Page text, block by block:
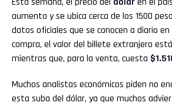
aumento y se ubica cerca de los 1500
datos oficiales que se conocen a diario
compra, el valor del billete extranjero
mientras que, para la venta, cuesta
Muchos analistas económicos piden no
esta suba del dólar, ya que muchos